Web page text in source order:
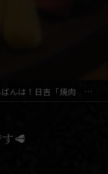
んは！日吉「焼肉 煉」です🥩
🥩